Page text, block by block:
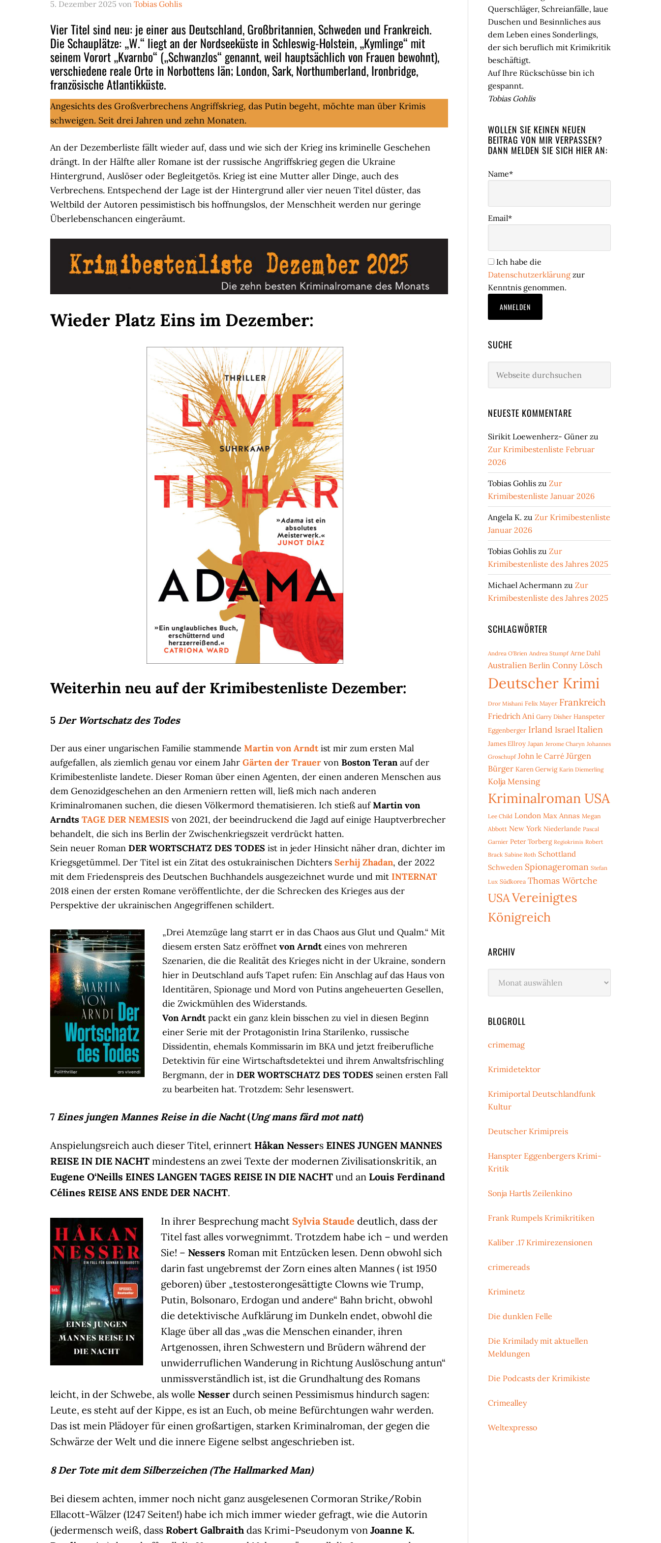
5. Dezember 2025 von Tobias Gohlis
Vier Titel sind neu: je einer aus Deutschland, Großbritannien, Schweden und Frankreich.
Die Schauplätze: „W.“ liegt an der Nordseeküste in Schleswig-Holstein, „Kymlinge“ mit
seinem Vorort „Kvarnbo“ („Schwanzlos“ genannt, weil hauptsächlich von Frauen bewohnt),
verschiedene reale Orte in Norbottens län; London, Sark, Northumberland, Ironbridge,
französische Atlantikküste.
Angesichts des Großverbrechens Angriffskrieg, das Putin begeht, möchte man über Krimis
schweigen. Seit drei Jahren und zehn Monaten.
An der Dezemberliste fällt wieder auf, dass und wie sich der Krieg ins kriminelle Geschehen
drängt. In der Hälfte aller Romane ist der russische Angriffskrieg gegen die Ukraine
Hintergrund, Auslöser oder Begleitgetös. Krieg ist eine Mutter aller Dinge, auch des
Verbrechens. Entspechend der Lage ist der Hintergrund aller vier neuen Titel düster, das
Weltbild der Autoren pessimistisch bis hoffnungslos, der Menschheit werden nur geringe
Überlebenschancen eingeräumt.
Wieder Platz Eins im Dezember:
Weiterhin neu auf der Krimibestenliste Dezember:
5 Der Wortschatz des Todes
Der aus einer ungarischen Familie stammende Martin von Arndtist mir zum ersten Mal
aufgefallen, als ziemlich genau vor einem Jahr Gärten der Trauer von Boston Teranauf der
Krimibestenliste landete. Dieser Roman über einen Agenten, der einen anderen Menschen aus
dem Genozidgeschehen an den Armeniern retten will, ließ mich nach anderen
Kriminalromanen suchen, die diesen Völkermord thematisieren. Ich stieß aufMartin von
Arndts TAGE DER NEMESIS von 2021, der beeindruckend die Jagd auf einige Hauptverbrecher
behandelt, die sich ins Berlin der Zwischenkriegszeit verdrückt hatten.
Sein neuer Roman DER WORTSCHATZ DES TODES ist in jeder Hinsicht näher dran, dichter im
Kriegsgetümmel. Der Titel ist ein Zitat des ostukrainischen Dichters Serhij Zhadan, der 2022
mit dem Friedenspreis des Deutschen Buchhandels ausgezeichnet wurde und mit INTERNAT
2018 einen der ersten Romane veröffentlichte, der die Schrecken des Krieges aus der
Perspektive der ukrainischen Angegriffenen schildert.
„Drei Atemzüge lang starrt er in das Chaos aus Glut und Qualm.“ Mit
diesem ersten Satz eröffnet von Arndteines von mehreren
Szenarien, die die Realität des Krieges nicht in der Ukraine, sondern
hier in Deutschland aufs Tapet rufen: Ein Anschlag auf das Haus von
Identitären, Spionage und Mord von Putins angeheuerten Gesellen,
die Zwickmühlen des Widerstands.
Von Arndtpackt ein ganz klein bisschen zu viel in diesen Beginn
einer Serie mit der Protagonistin Irina Starilenko, russische
Dissidentin, ehemals Kommissarin im BKA und jetzt freiberufliche
Detektivin für eine Wirtschaftsdetektei und ihrem Anwaltsfrischling
Bergmann, der in DER WORTSCHATZ DES TODES seinen ersten Fall
zu bearbeiten hat. Trotzdem: Sehr lesenswert.
7 Eines jungen Mannes Reise in die Nacht(Ung mans färd mot natt)
Anspielungsreich auch dieser Titel, erinnert Håkan Nessers EINES JUNGEN MANNES
REISE IN DIE NACHT mindestens an zwei Texte der modernen Zivilisationskritik, an
Eugene O‘Neills EINES LANGEN TAGES REISE IN DIE NACHT und an Louis Ferdinand
Célines REISE ANS ENDE DER NACHT.
In ihrer Besprechung macht Sylvia Staude deutlich, dass der
Titel fast alles vorwegnimmt. Trotzdem habe ich – und werden
Sie! – Nessers Roman mit Entzücken lesen. Denn obwohl sich
darin fast ungebremst der Zorn eines alten Mannes ( ist 1950
geboren) über „testosterongesättigte Clowns wie Trump,
Putin, Bolsonaro, Erdogan und andere“ Bahn bricht, obwohl
die detektivische Aufklärung im Dunkeln endet, obwohl die
Klage über all das „was die Menschen einander, ihren
Artgenossen, ihren Schwestern und Brüdern während der
unwiderruflichen Wanderung in Richtung Auslöschung antun“
unmissverständlich ist, ist die Grundhaltung des Romans
leicht, in der Schwebe, als wolle Nesser durch seinen Pessimismus hindurch sagen:
Leute, es steht auf der Kippe, es ist an Euch, ob meine Befürchtungen wahr werden.
Das ist mein Plädoyer für einen großartigen, starken Kriminalroman, der gegen die
Schwärze der Welt und die innere Eigene selbst angeschrieben ist.
8 Der Tote mit dem Silberzeichen (The Hallmarked Man)
Bei diesem achten, immer noch nicht ganz ausgelesenen Cormoran Strike/Robin
Ellacott-Wälzer (1247 Seiten!) habe ich mich immer wieder gefragt, wie die Autorin
(jedermensch weiß, dass Robert Galbraith das Krimi-Pseudonym von Joanne K.
Querschläger, Schreianfälle, laue
Duschen und Besinnliches aus
dem Leben eines Sonderlings,
der sich beruflich mit Krimikritik
beschäftigt.
Auf Ihre Rückschüsse bin ich
gespannt.
Tobias Gohlis
WOLLEN SIE KEINEN NEUEN
BEITRAG VON MIR VERPASSEN?
DANN MELDEN SIE SICH HIER AN:
Name*
Email*
Ich habe die
Datenschutzerklärung zur
Kenntnis genommen.
SUCHE
durchsuchen
NEUESTE KOMMENTARE
Sirikit Loewenherz- Güner zu
Zur Krimibestenliste Februar
2026
Tobias Gohlis zu Zur
Krimibestenliste Januar 2026
Angela K. zu Zur Krimibestenliste
Januar 2026
Tobias Gohlis zu Zur
Krimibestenliste des Jahres 2025
Michael Achermann zu Zur
Krimibestenliste des Jahres 2025
SCHLAGWÖRTER
Andrea O'Brien Andrea Stumpf Arne Dahl
Australien Berlin Conny Lösch
Deutscher Krimi
Dror Mishani Felix Mayer Frankreich
Friedrich Ani Garry Disher Hanspeter
Eggenberger Irland Israel Italien
James Ellroy Japan Jerome Charyn Johannes
Groschupf John le Carré Jürgen
Bürger Karen Gerwig Karin Diemerling
Kolja Mensing
Kriminalroman USA
Lee Child London Max Annas Megan
Abbott New York Niederlande Pascal
Garnier Peter Torberg Regiokrimis Robert
Brack Sabine Roth Schottland
Schweden Spionageroman Stefan
Lux Südkorea Thomas Wörtche
USAVereinigtes
Königreich
ARCHIV
BLOGROLL
crimemag
Krimidetektor
Krimiportal Deutschlandfunk
Kultur
Deutscher Krimipreis
Hanspter Eggenbergers Krimi-
Kritik
Sonja Hartls Zeilenkino
Frank Rumpels Krimikritiken
Kaliber .17 Krimirezensionen
crimereads
Kriminetz
Die dunklen Felle
Die Krimilady mit aktuellen
Meldungen
Die Podcasts der Krimikiste
Crimealley
Weltexpresso